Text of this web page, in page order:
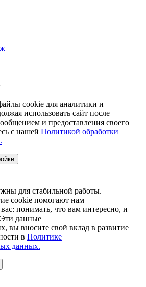
cookie для аналитики и
использовать сайт после
и предоставления своего
с нашей Политикой обработки
для стабильной работы.
cookie помогают нам
понимать, что вам интересно, и
данные
вы вносите свой вклад в развитие
в Политике
данных.